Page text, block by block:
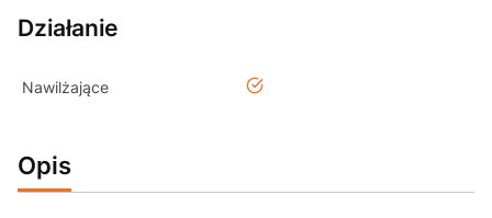
Działanie
Nawilżające tak
Opis